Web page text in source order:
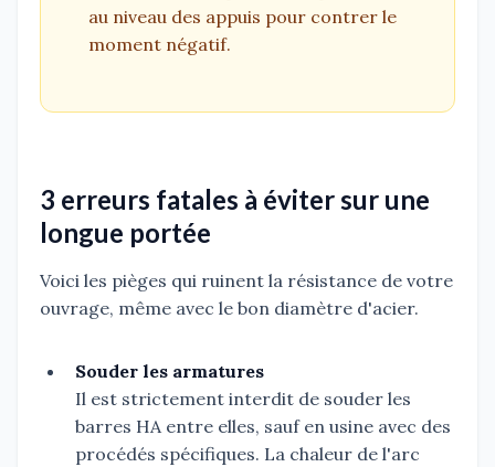
au niveau des appuis pour contrer le
moment négatif.
3 erreurs fatales à éviter sur une
longue portée
Voici les pièges qui ruinent la résistance de votre
ouvrage, même avec le bon diamètre d'acier.
Souder les armatures
Il est strictement interdit de souder les
barres HA entre elles, sauf en usine avec des
procédés spécifiques. La chaleur de l'arc